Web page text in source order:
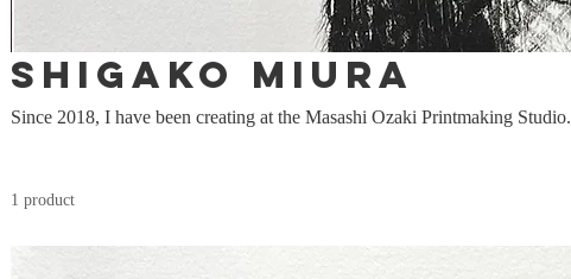
Shigako Miura
Since 2018, I have been creating at the Masashi Ozaki Printmaking Studio.
1 product